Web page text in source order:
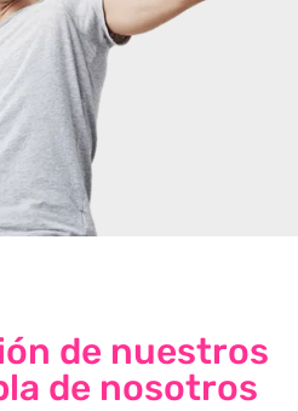
de nuestros
de nosotros